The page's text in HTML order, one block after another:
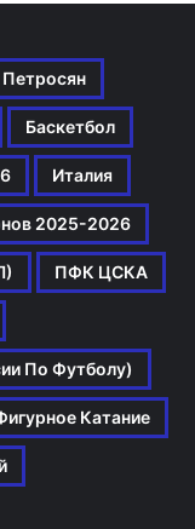
Баскетбол
Италия
2025-2026
ПФК ЦСКА
По Футболу)
Катание